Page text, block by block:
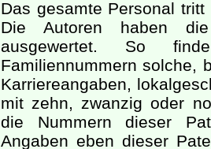
Das gesamte Personal
Die Autoren haben
ausgewertet. So
Familiennummern solche,
Karriereangaben,
mit zehn, zwanzig oder
die Nummern dieser
Angaben eben dieser